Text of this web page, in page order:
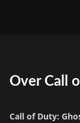
Over Call
Call of Duty: